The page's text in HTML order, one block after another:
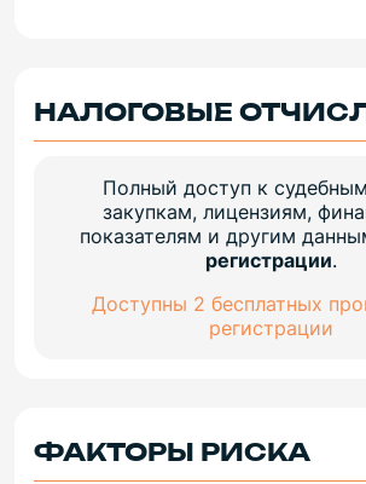
НАЛОГОВЫЕ
Полный доступ к
закупкам, лицензиям,
показателям и другим
регистрации.
Доступны 2 бесплатных
регистрации
ФАКТОРЫ РИСКА